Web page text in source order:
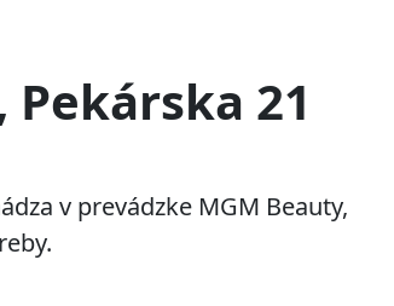
Pekárska 21
v prevádzke MGM Beauty,